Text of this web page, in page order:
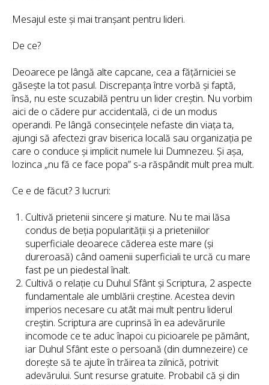
Mesajul este și mai tranșant pentru lideri.
De ce?
Deoarece pe lângă alte capcane, cea a fățărniciei se
găsește la tot pasul. Discrepanța între vorbă și faptă,
însă, nu este scuzabilă pentru un lider creștin. Nu vorbim
aici de o cădere pur accidentală, ci de un modus
operandi. Pe lângă consecințele nefaste din viața ta,
ajungi să afectezi grav biserica locală sau organizația pe
care o conduce și implicit numele lui Dumnezeu. Și așa,
lozinca „nu fă ce face popa” s-a răspândit mult prea mult.
Ce e de făcut? 3 lucruri:
Cultivă prietenii sincere și mature. Nu te mai lăsa
condus de beția popularității și a prieteniilor
superficiale deoarece căderea este mare (și
dureroasă) când oamenii superficiali te urcă cu mare
fast pe un piedestal înalt.
Cultivă o relație cu Duhul Sfânt și Scriptura, 2 aspecte
fundamentale ale umblării creștine. Acestea devin
imperios necesare cu atât mai mult pentru liderul
creștin. Scriptura are cuprinsă în ea adevărurile
incomode ce te aduc înapoi cu picioarele pe pământ,
iar Duhul Sfânt este o persoană (din dumnezeire) ce
dorește să te ajute în trăirea ta zilnică, potrivit
adevărului. Sunt resurse gratuite. Probabil că și din